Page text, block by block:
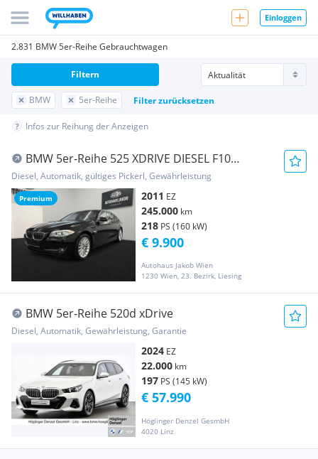
Einloggen
2.831 BMW 5er-Reihe Gebrauchtwagen
BMW 5er-Reihe Filter zurücksetzen
Filtern
Infos zur Reihung der Anzeigen
Premium
BMW 5er-Reihe 525 XDRIVE DIESEL F10
****AUTOMATIK-TEMPOMAT-KA...
Diesel, Automatik, gültiges Pickerl, Gewährleistung
2011 EZ
245.000 km
218 PS (160 kW)
Autohaus Jakob Wien
1230 Wien, 23. Bezirk, Liesing
€ 9.900
BMW 5er-Reihe 520d xDrive
Diesel, Automatik, Gewährleistung, Garantie
2024 EZ
22.000 km
197 PS (145 kW)
Höglinger Denzel GesmbH
4020 Linz
€ 57.990